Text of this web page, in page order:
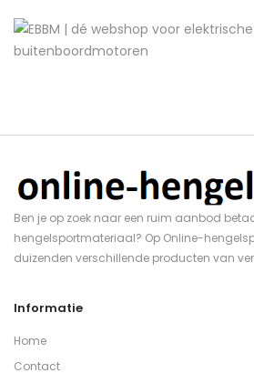
Ben je op zoek naar een ruim aanbod
hengelsportmateriaal? Op Online-
duizenden verschillende producten van
Informatie
Home
Contact